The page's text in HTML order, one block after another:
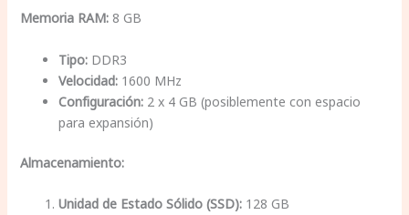
Memoria RAM:8 GB
Tipo:DDR3
Velocidad:1600 MHz
Configuración:2 x 4 GB (posiblemente con espacio
para expansión)
Almacenamiento:
Unidad de Estado Sólido (SSD):128 GB